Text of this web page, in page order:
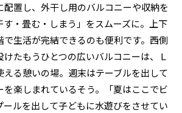
置し、外干し用のバルコニーや収納を
・畳む・しまう」をスムーズに。上下
で生活が完結できるのも便利です。西側
たもうひとつの広いバルコニーは、Ｌ
える憩いの場。週末はテーブルを出して
を楽しまれているそう。「夏はここでビ
ールを出して子どもに水遊びをさせてい